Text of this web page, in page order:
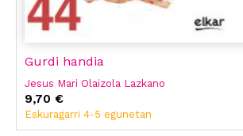
Gurdi handia
Jesus Mari Olaizola Lazkano
9,70 €
Eskuragarri 4-5 egunetan